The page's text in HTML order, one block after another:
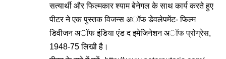
सत्यार्थी और फिल्मकार श्याम बेनेगल के साथ कार्य करते हुए
पीटर ने एक पुस्तक विजन्स अॉफ डेवलेपमेंट- फिल्म
डिवीजन अॉफ इंडिया एंड द इमेजिनेशन अॉफ प्रोग्रेस,
1948-75 लिखी है।